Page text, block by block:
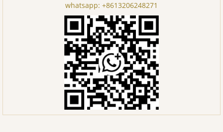
whatsapp: +8613206248271